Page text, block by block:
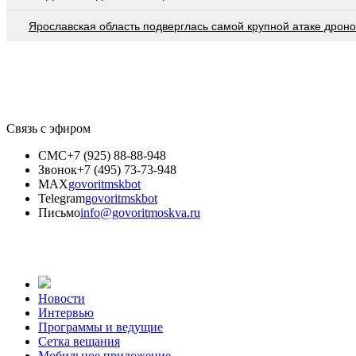
Ярославская область подверглась самой крупной атаке
Связь с эфиром
СМС+7 (925) 88-88-948
Звонок+7 (495) 73-73-948
MAXgovoritmskbot
Telegramgovoritmskbot
Письмоinfo@govoritmoskva.ru
Новости
Интервью
Программы и ведущие
Сетка вещания